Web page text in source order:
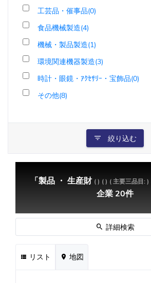
工芸品・催事品(0)
食品機械製造(4)
機械・製品製造(1)
環境関連機器製造(3)
時計・眼鏡・ｱｸｾｻﾘｰ・宝飾品(0)
その他(8)
絞り込む
「製品 ・ 生産財 ( ) ( ) ( 主要三品目: )
企業 20件
詳細検索
リスト 地図